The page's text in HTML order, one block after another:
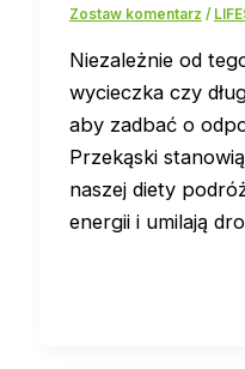
Zostaw komentarz /
Niezależnie od
wycieczka czy
aby zadbać o
Przekąski
naszej diety
energii i umilają